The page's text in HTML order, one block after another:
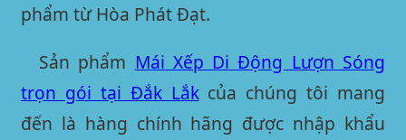
phẩm từ Hòa Phát Đạt.
Sản phẩm Mái Xếp Di Động Lượn Sóng
trọn gói tại Đắk Lắkcủa chúng tôi mang
đến là hàng chính hãng được nhập khẩu